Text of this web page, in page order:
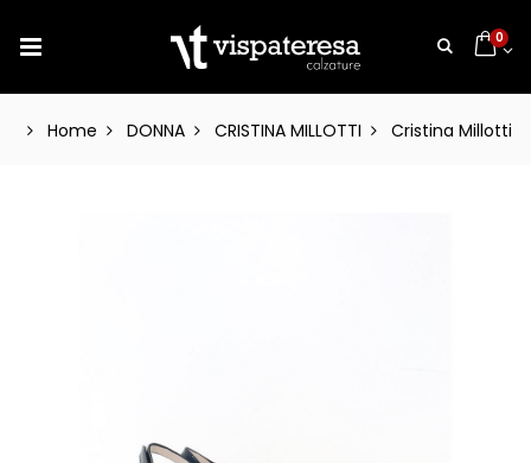
0
Home DONNA CRISTINA MILLOTTI Cristina Millotti